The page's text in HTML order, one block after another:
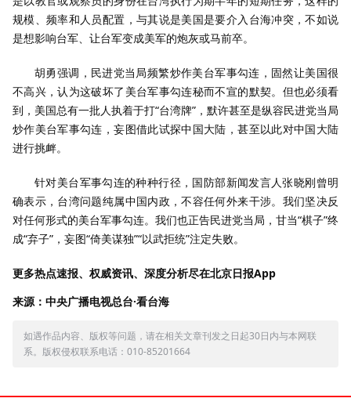
规模、频率和人员配置，与其说是美国是要介入台海冲突，不如说
是想影响台军、让台军变成美军的炮灰或马前卒。
胡勇强调，民进党当局频繁炒作美台军事勾连，固然让美国很
不高兴，认为这破坏了美台军事勾连秘而不宣的默契。但也必须看
到，美国总有一批人执着于打“台湾牌”，默许甚至是纵容民进党当局
炒作美台军事勾连，妄图借此试探中国大陆，甚至以此对中国大陆
进行挑衅。
针对美台军事勾连的种种行径，国防部新闻发言人张晓刚曾明
确表示，台湾问题纯属中国内政，不容任何外来干涉。我们坚决反
对任何形式的美台军事勾连。我们也正告民进党当局，甘当“棋子”终
成“弃子”，妄图“倚美谋独”“以武拒统”注定失败。
更多热点速报、权威资讯、深度分析尽在北京日报App
来源：中央广播电视总台·看台海
如遇作品内容、版权等问题，请在相关文章刊发之日起30日内与本网联
系。版权侵权联系电话：010-85201664